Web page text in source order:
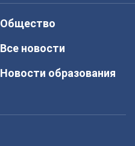
Общество
Все новости
Новости образования